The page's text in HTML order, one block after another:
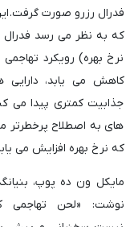
فدرال رزرو صورت گرفت.
که به نظر می رسد فدرال
نرخ بهره) رویکرد
کاهش می یابد،
جذابیت کمتری پیدا می
های به اصطلاح پرخطرتر
که نرخ بهره افزایش می